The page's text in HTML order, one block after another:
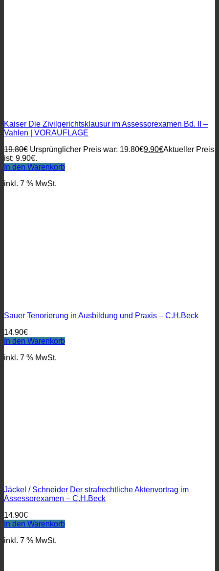
Kaiser Die Zivilgerichtsklausur im Assessorexamen Bd. II –
Vahlen | VORAUFLAGE
19.80€ Ursprünglicher Preis war: 19.80€9.90€Aktueller Preis
ist: 9.90€.
In den Warenkorb
inkl. 7 % MwSt.
Sauer Tenorierung in Ausbildung und Praxis – C.H.Beck
14.90€
In den Warenkorb
inkl. 7 % MwSt.
Jäckel / Schneider Der strafrechtliche Aktenvortrag im
Assessorexamen – C.H.Beck
14.90€
In den Warenkorb
inkl. 7 % MwSt.